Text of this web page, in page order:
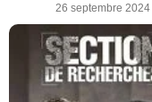
26 septembre 2024